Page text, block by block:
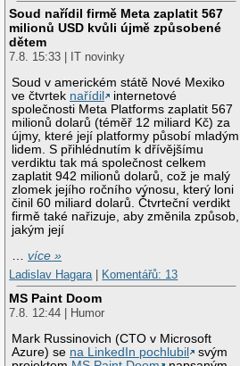
Soud nařídil firmě Meta zaplatit 567
milionů USD kvůli újmě způsobené
dětem
7.8. 15:33 | IT novinky
Soud v americkém státě Nové Mexiko
ve čtvrtek nařídil
internetové
společnosti Meta Platforms zaplatit 567
milionů dolarů (téměř 12 miliard Kč) za
újmy, které její platformy působí mladým
lidem. S přihlédnutím k dřívějšímu
verdiktu tak má společnost celkem
zaplatit 942 milionů dolarů, což je malý
zlomek jejího ročního výnosu, který loni
činil 60 miliard dolarů. Čtvrteční verdikt
firmě také nařizuje, aby změnila způsob,
jakým její
…více »
Ladislav Hagara| Komentářů: 13
MS Paint Doom
7.8. 12:44 | Humor
Mark Russinovich (CTO v Microsoft
Azure) se na LinkedIn pochlubil
svým